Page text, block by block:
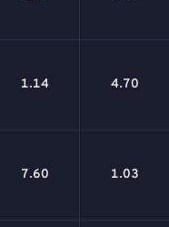
1.14 4.70
7.60 1.03